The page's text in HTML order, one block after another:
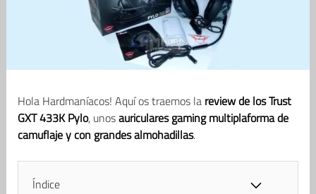
Hola Hardmaníacos! Aquí os traemos la review de los Trust
GXT 433K Pylo, unosauriculares gaming multiplaforma de
camuflaje y con grandes almohadillas.
Índice